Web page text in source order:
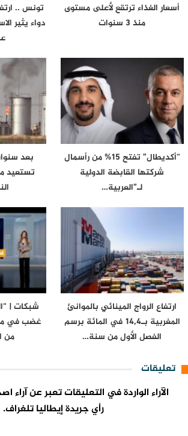
أسعار الغذاء ترتقع لأعلى مستوى
منذ 3 سنوات
دواء يثير
“أكديطال” تفتح 15% من رأسمال
شركتها القابضة الدولية
لـ”العربية…
بعد
تستعيد
ارتفاع الرواج المينائي بالموانئ
المغربية بـ14,4 في المائة برسم
الفصل الأول من سنة…
شبكات |
غضب في
من
تعليقات
الآراء الواردة في التعليقات تعبر عن
رأي جريدة إيطاليا تلغراف.